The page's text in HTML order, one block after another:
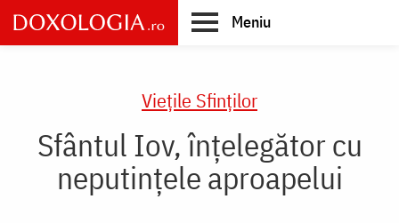
Skip
to
main
Meniu
Vieţile Sfinţilor
Sfântul Iov, înțelegător cu
neputințele aproapelui